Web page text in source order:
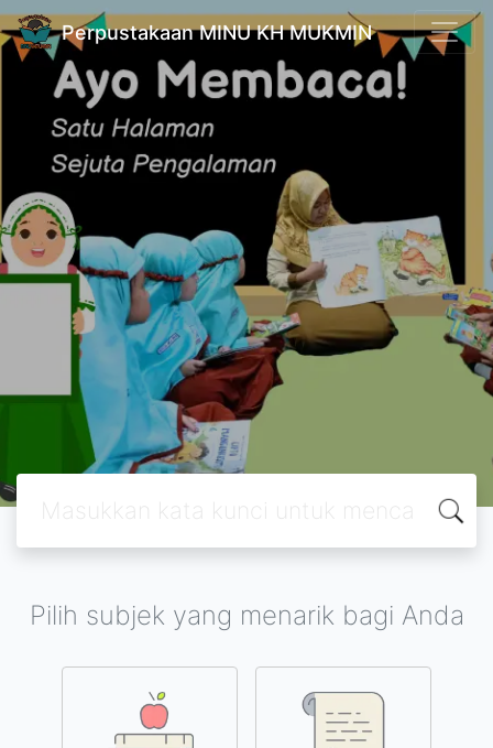
Perpustakaan MINU KH MUKMIN
Pilih subjek yang menarik bagi Anda